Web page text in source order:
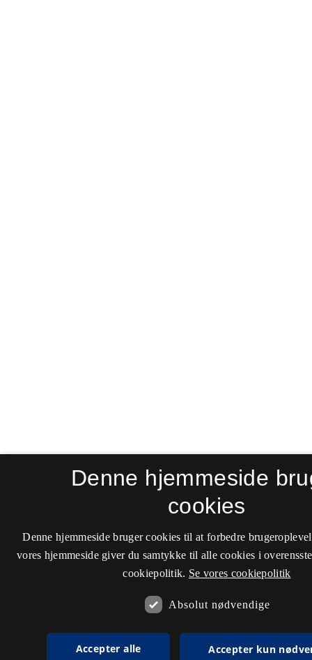
Denne hjemmeside
cookies
Denne hjemmeside bruger cookies til at forbedre
vores hjemmeside giver du samtykke til alle cookies i
cookiepolitik. Se vores cookiepolitik
Absolut nødvendige
Accepter alle Accepter kun